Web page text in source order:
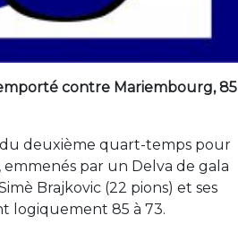
contre Mariembourg, 85
deuxième quart-temps pour
emmenés par un Delva de gala
Brajkovic (22 pions) et ses
logiquement 85 à 73.